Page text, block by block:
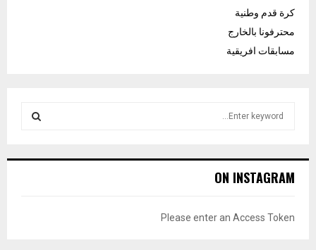
كرة قدم وطنية
محترفونا بالخارج
مسابقات افريقية
h
ON INSTAGRAM
Please enter an Access Token